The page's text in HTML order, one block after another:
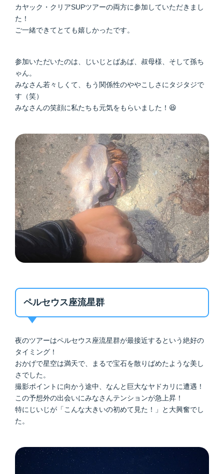
カヤック・クリアSUPツアーの両方に参加していただきまし
た！
ご一緒できてとても嬉しかったです。
参加いただいたのは、じいじとばあば、叔母様、そして孫ち
ゃん。
みなさん若々しくて、もう関係性のややこしさにタジタジで
す（笑）
みなさんの笑顔に私たちも元気をもらいました！😆
ペルセウス座流星群
夜のツアーはペルセウス座流星群が最接近するという絶好の
タイミング！
おかげで星空は満天で、まるで宝石を散りばめたような美し
さでした。
撮影ポイントに向かう途中、なんと巨大なヤドカリに遭遇！
この予想外の出会いにみなさんテンションが急上昇！
特にじいじが「こんな大きいの初めて見た！」と大興奮でし
た。